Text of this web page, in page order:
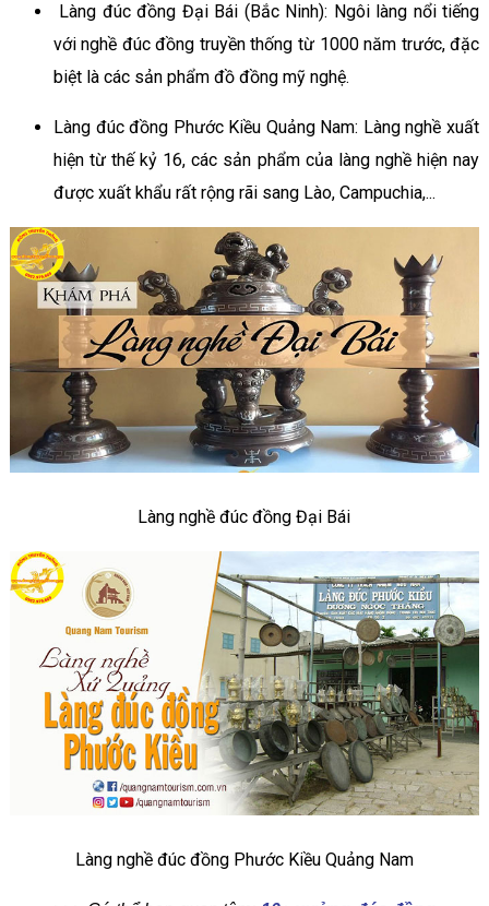
Làng đúc đồng Đại Bái (Bắc Ninh): Ngôi làng nổi tiếng
với nghề đúc đồng truyền thống từ 1000 năm trước, đặc
biệt là các sản phẩm đồ đồng mỹ nghệ.
Làng đúc đồng Phước Kiều Quảng Nam: Làng nghề xuất
hiện từ thế kỷ 16, các sản phẩm của làng nghề hiện nay
được xuất khẩu rất rộng rãi sang Lào, Campuchia,...
Làng nghề đúc đồng Đại Bái
Làng nghề đúc đồng Phước Kiều Quảng Nam